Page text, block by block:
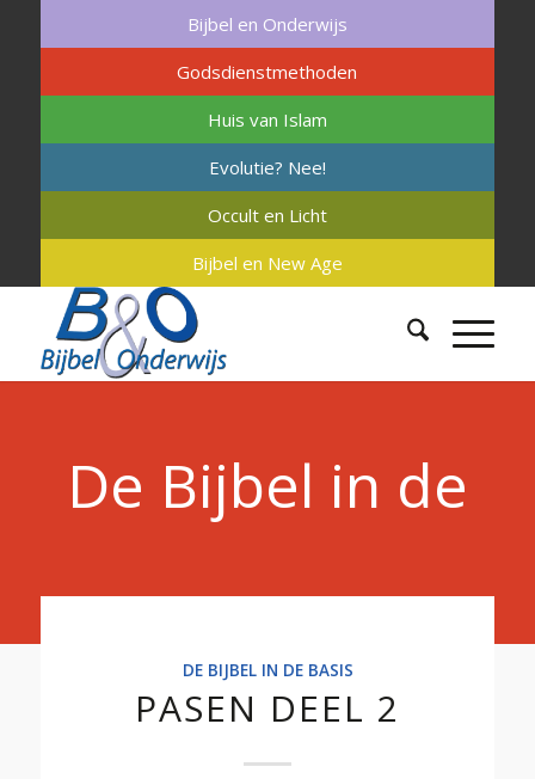
Bijbel en Onderwijs
Godsdienstmethoden
Huis van Islam
Evolutie? Nee!
Occult en Licht
Bijbel en New Age
De Bijbel in de
Basis
DE BIJBEL IN DE BASIS
PASEN DEEL 2